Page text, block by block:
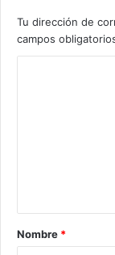
Tu dirección de
campos
Nombre *